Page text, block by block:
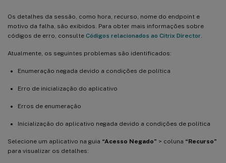
Os detalhes da sessão, como hora, recurso, nome do endpoint e
motivo da falha, são exibidos. Para obter mais informações sobre
códigos de erro, consulte Códigos relacionados ao Citrix Director.
Atualmente, os seguintes problemas são identificados:
Enumeração negada devido a condições de política
Erro de inicialização do aplicativo
Erros de enumeração
Inicialização do aplicativo negada devido a condições de política
Selecione um aplicativo na guia “Acesso Negado” > coluna “Recurso”
para visualizar os detalhes: